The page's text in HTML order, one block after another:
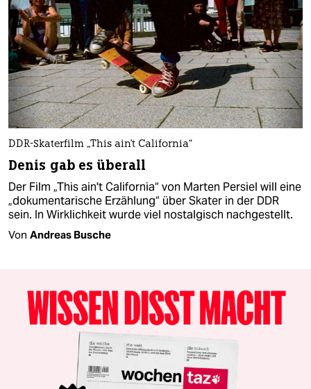
DDR-Skaterfilm „This ain't California“
Denis gab es überall
Der Film „This ain't California“ von Marten Persiel will eine
„dokumentarische Erzählung“ über Skater in der DDR
sein. In Wirklichkeit wurde viel nostalgisch nachgestellt.
Von Andreas Busche